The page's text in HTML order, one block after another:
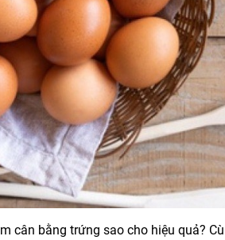
cân bằng trứng sao cho hiệu quả?